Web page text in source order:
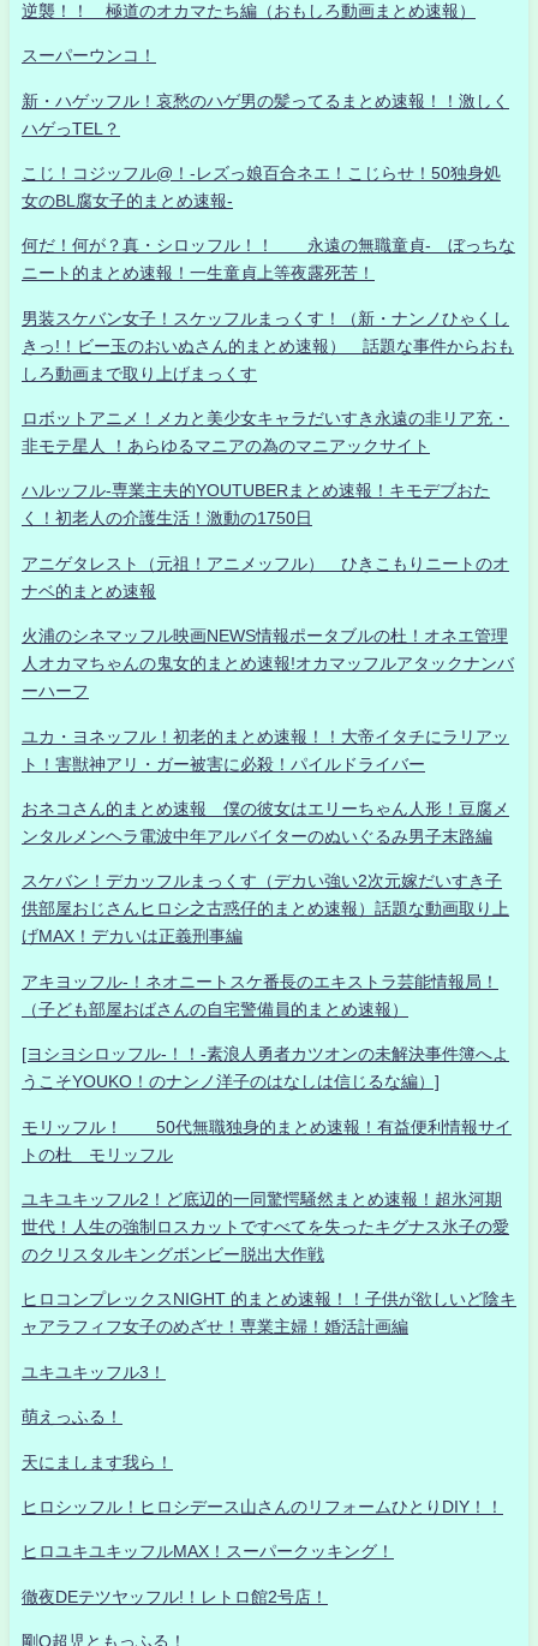
逆襲！！ 極道のオカマたち編（おもしろ動画まとめ速報）
スーパーウンコ！
新・ハゲッフル！哀愁のハゲ男の髪ってるまとめ速報！！激しく
ハゲっTEL？
こじ！コジッフル@！-レズっ娘百合ネエ！こじらせ！50独身処
女のBL腐女子的まとめ速報-
何だ！何が？真・シロッフル！！ 永遠の無職童貞- ぼっちな
ニート的まとめ速報！一生童貞上等夜露死苦！
男装スケバン女子！スケッフルまっくす！（新・ナンノひゃくし
きっ!！ビー玉のおいぬさん的まとめ速報） 話題な事件からおも
しろ動画まで取り上げまっくす
ロボットアニメ！メカと美少女キャラだいすき永遠の非リア充・
非モテ星人 ！あらゆるマニアの為のマニアックサイト
ハルッフル-専業主夫的YOUTUBERまとめ速報！キモデブおた
く！初老人の介護生活！激動の1750日
アニゲタレスト（元祖！アニメッフル） ひきこもりニートのオ
ナベ的まとめ速報
火浦のシネマッフル映画NEWS情報ポータブルの杜！オネエ管理
人オカマちゃんの鬼女的まとめ速報!オカマッフルアタックナンバ
ーハーフ
ユカ・ヨネッフル！初老的まとめ速報！！大帝イタチにラリアッ
ト！害獣神アリ・ガー被害に必殺！パイルドライバー
おネコさん的まとめ速報 僕の彼女はエリーちゃん人形！豆腐メ
ンタルメンヘラ電波中年アルバイターのぬいぐるみ男子末路編
スケバン！デカッフルまっくす（デカい強い2次元嫁だいすき子
供部屋おじさんヒロシ之古惑仔的まとめ速報）話題な動画取り上
げMAX！デカいは正義刑事編
アキヨッフル-！ネオニートスケ番長のエキストラ芸能情報局！
（子ども部屋おばさんの自宅警備員的まとめ速報）
[ヨシヨシロッフル-！！-素浪人勇者カツオンの未解決事件簿へよ
うこそYOUKO！のナンノ洋子のはなしは信じるな編）]
モリッフル！ 50代無職独身的まとめ速報！有益便利情報サイ
トの杜 モリッフル
ユキユキッフル2！ど底辺的一同驚愕騒然まとめ速報！超氷河期
世代！人生の強制ロスカットですべてを失ったキグナス氷子の愛
のクリスタルキングボンビー脱出大作戦
ヒロコンプレックスNIGHT 的まとめ速報！！子供が欲しいど陰キ
ャアラフィフ女子のめざせ！専業主婦！婚活計画編
ユキユキッフル3！
萌えっふる！
天にまします我ら！
ヒロシッフル！ヒロシデース山さんのリフォームひとりDIY！！
ヒロユキユキッフルMAX！スーパークッキング！
徹夜DEテツヤッフル!！レトロ館2号店！
剛Q超児ともっふる！